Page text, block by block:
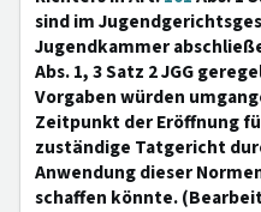
sind im
Jugendkammer
Abs. 1, 3 Satz 2 JGG
Vorgaben würden
Zeitpunkt der Eröffnung
zuständige Tatgericht
Anwendung dieser
schaffen könnte.